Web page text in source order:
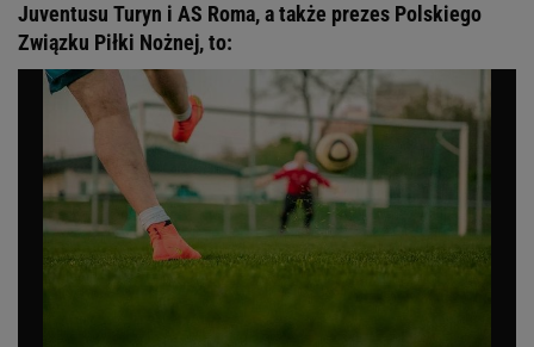
Juventusu Turyn i AS Roma, a także prezes Polskiego
Związku Piłki Nożnej, to: